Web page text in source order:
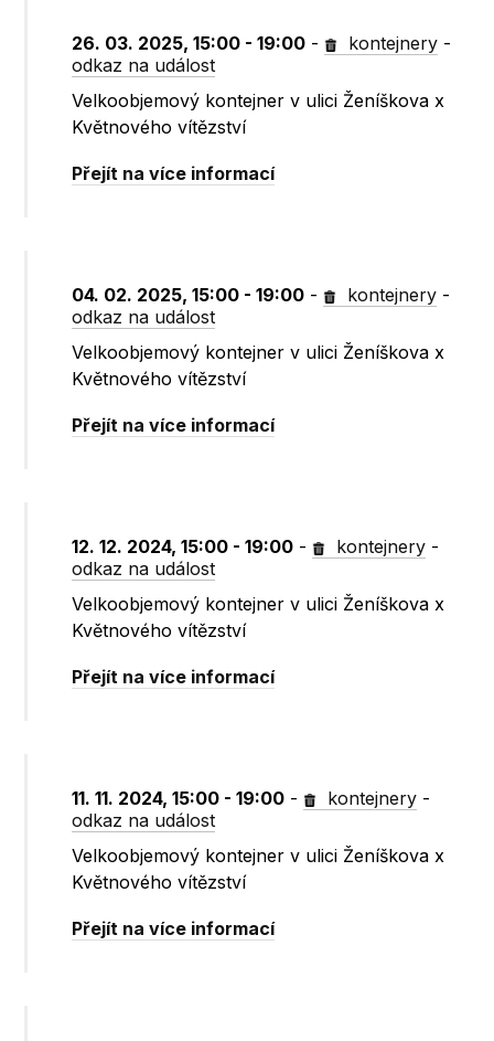
26. 03. 2025, 15:00 - 19:00 - kontejnery -
odkaz na událost
Velkoobjemový kontejner v ulici Ženíškova x
Květnového vítězství
Přejít na více informací
04. 02. 2025, 15:00 - 19:00 - kontejnery -
odkaz na událost
Velkoobjemový kontejner v ulici Ženíškova x
Květnového vítězství
Přejít na více informací
12. 12. 2024, 15:00 - 19:00 - kontejnery -
odkaz na událost
Velkoobjemový kontejner v ulici Ženíškova x
Květnového vítězství
Přejít na více informací
11. 11. 2024, 15:00 - 19:00 - kontejnery -
odkaz na událost
Velkoobjemový kontejner v ulici Ženíškova x
Květnového vítězství
Přejít na více informací